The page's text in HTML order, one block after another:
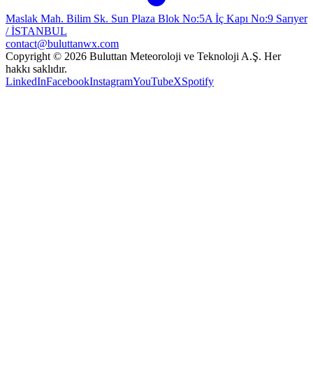
Maslak Mah. Bilim Sk. Sun Plaza Blok No:5A İç Kapı No:9 Sarıyer
/ İSTANBUL
contact@buluttanwx.com
Copyright © 2026 Buluttan Meteoroloji ve Teknoloji A.Ş. Her
hakkı saklıdır.
LinkedInFacebookInstagramYouTubeXSpotify